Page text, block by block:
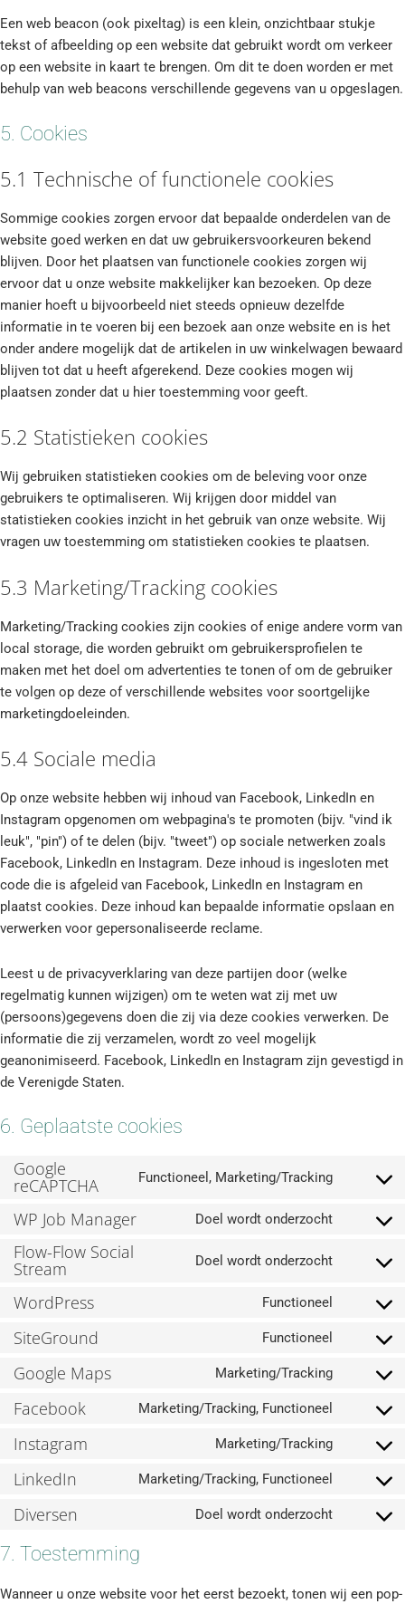
Een web beacon (ook pixeltag) is een klein, onzichtbaar stukje
tekst of afbeelding op een website dat gebruikt wordt om verkeer
op een website in kaart te brengen. Om dit te doen worden er met
behulp van web beacons verschillende gegevens van u opgeslagen.
5. Cookies
5.1 Technische of functionele cookies
Sommige cookies zorgen ervoor dat bepaalde onderdelen van de
website goed werken en dat uw gebruikersvoorkeuren bekend
blijven. Door het plaatsen van functionele cookies zorgen wij
ervoor dat u onze website makkelijker kan bezoeken. Op deze
manier hoeft u bijvoorbeeld niet steeds opnieuw dezelfde
informatie in te voeren bij een bezoek aan onze website en is het
onder andere mogelijk dat de artikelen in uw winkelwagen bewaard
blijven tot dat u heeft afgerekend. Deze cookies mogen wij
plaatsen zonder dat u hier toestemming voor geeft.
5.2 Statistieken cookies
Wij gebruiken statistieken cookies om de beleving voor onze
gebruikers te optimaliseren. Wij krijgen door middel van
statistieken cookies inzicht in het gebruik van onze website. Wij
vragen uw toestemming om statistieken cookies te plaatsen.
5.3 Marketing/Tracking cookies
Marketing/Tracking cookies zijn cookies of enige andere vorm van
local storage, die worden gebruikt om gebruikersprofielen te
maken met het doel om advertenties te tonen of om de gebruiker
te volgen op deze of verschillende websites voor soortgelijke
marketingdoeleinden.
5.4 Sociale media
Op onze website hebben wij inhoud van Facebook, LinkedIn en
Instagram opgenomen om webpagina's te promoten (bijv. "vind ik
leuk", "pin") of te delen (bijv. "tweet") op sociale netwerken zoals
Facebook, LinkedIn en Instagram. Deze inhoud is ingesloten met
code die is afgeleid van Facebook, LinkedIn en Instagram en
plaatst cookies. Deze inhoud kan bepaalde informatie opslaan en
verwerken voor gepersonaliseerde reclame.
Leest u de privacyverklaring van deze partijen door (welke
regelmatig kunnen wijzigen) om te weten wat zij met uw
(persoons)gegevens doen die zij via deze cookies verwerken. De
informatie die zij verzamelen, wordt zo veel mogelijk
geanonimiseerd. Facebook, LinkedIn en Instagram zijn gevestigd in
de Verenigde Staten.
6. Geplaatste cookies
Google
reCAPTCHA Functioneel, Marketing/Tracking
WP Job Manager Doel wordt onderzocht
Flow-Flow Social
Stream Doel wordt onderzocht
WordPress Functioneel
SiteGround Functioneel
Google Maps Marketing/Tracking
Facebook Marketing/Tracking, Functioneel
Instagram Marketing/Tracking
LinkedIn Marketing/Tracking, Functioneel
Diversen Doel wordt onderzocht
7. Toestemming
Wanneer u onze website voor het eerst bezoekt, tonen wij een pop-